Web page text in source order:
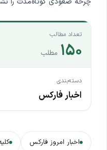
تعداد مطالب
۱۵۰ مطلب
دسته‌بندی
اخبار فارکس
اخبار امروز فارکس